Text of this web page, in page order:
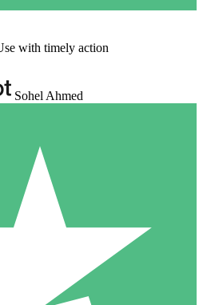
with timely action
Sohel Ahmed